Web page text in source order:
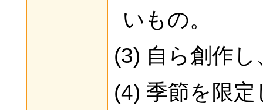
いもの。
(3) 自ら創作
(4) 季節を限